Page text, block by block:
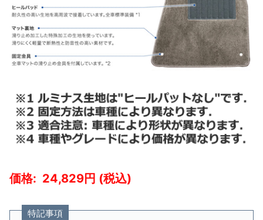
24,829
特記事項